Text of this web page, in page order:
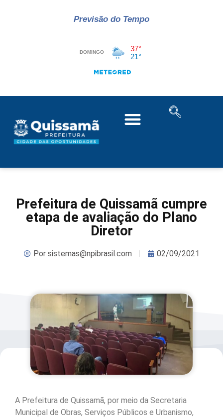
Previsão do Tempo
Prefeitura de Quissamã cumpre
etapa de avaliação do Plano
Diretor
Porsistemas@npibrasil.com 02/09/2021
A Prefeitura de Quissamã, por meio da Secretaria
Municipal de Obras, Serviços Públicos e Urbanismo,